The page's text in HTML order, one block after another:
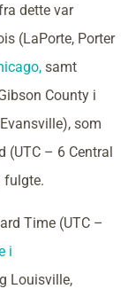
dette var
(LaPorte, Porter
samt
County i
som
(UTC – 6 Central
fulgte.
Time (UTC –
i
Louisville,